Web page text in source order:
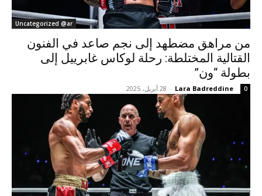
Uncategorized @ar
من مراهق مضطهد إلى نجم صاعد في الفنون
القتالية المختلطة: رحلة لوكاس غابرييل إلى
بطولة “ون”
Lara Badreddine
- 28 أبريل، 2025 0